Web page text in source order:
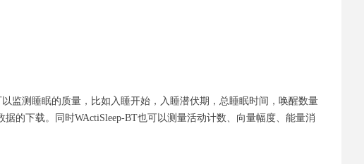
监测睡眠的质量，比如入睡开始，入睡潜伏期，总睡眠时间，唤醒数量
的下载。同时WActiSleep-BT也可以测量活动计数、向量幅度、能量消